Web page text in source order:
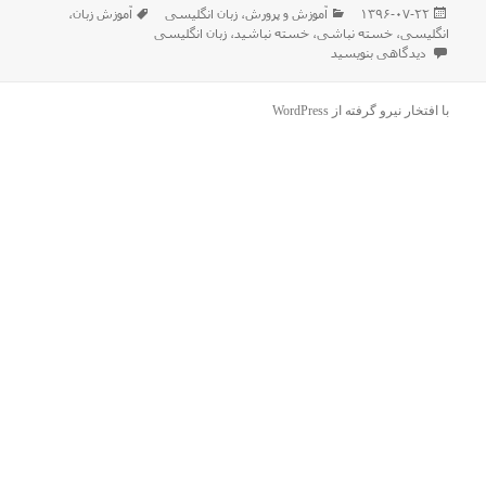
ارسال
شده
در
۱۳۹۶-۰۷-۲۲ دسته‌ها
آموزش و پرورش،زبان انگلیسی برچسب‌ها
آموزش زبان،
انگلیسی،خسته نباشی،خسته نباشید،زبان انگلیسی
برای ” خسته نباشید ” به انگلیسی چی میشه ؟‌
دیدگاهی بنویسید
با افتخار نیرو گرفته از WordPress